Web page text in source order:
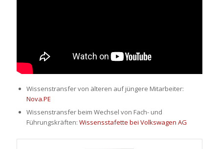
Wissenstransfer von älteren auf jüngere Mitarbeiter:
Nova.PE
Wissenstransfer beim Wechsel von Fach- und
Führungskräften: Wissensstafette bei Volkswagen AG